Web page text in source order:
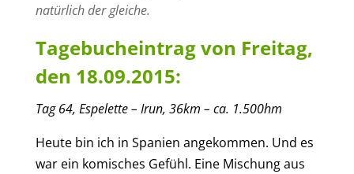
natürlich der gleiche.
Tagebucheintrag von Freitag,
den 18.09.2015:
Tag64, Espelette – Irun, 36km – ca. 1.500hm
Heute bin ich in Spanien angekommen. Und es
war ein komisches Gefühl. Eine Mischung aus